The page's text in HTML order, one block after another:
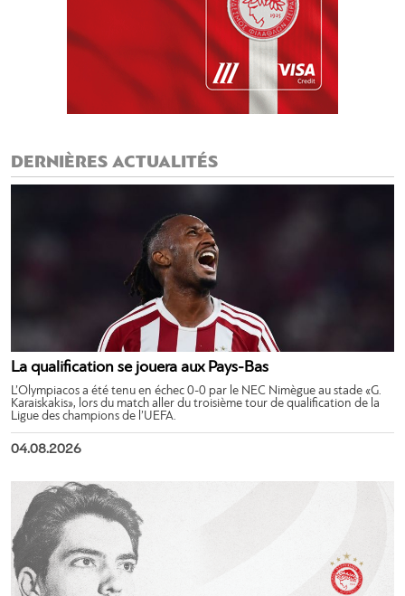
DERNIÈRES ACTUALITÉS
La qualification se jouera aux Pays-Bas
L’Olympiacos a été tenu en échec 0-0 par le NEC Nimègue au stade «G.
Karaiskakis», lors du match aller du troisième tour de qualification de la
Ligue des champions de l’UEFA.
04.08.2026